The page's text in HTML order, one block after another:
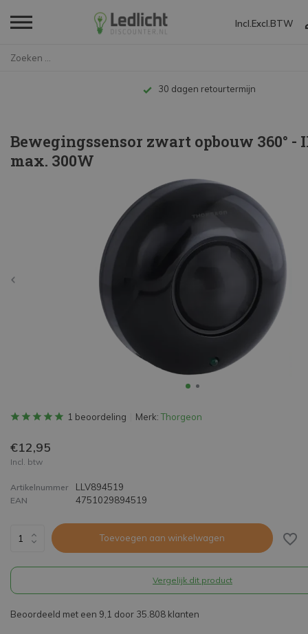
Incl. Excl. BTW
Tot 10 jaar garantie
Bewegingssensor zwart opbouw 360° -
max. 300W
1 beoordeling Merk:Thorgeon
€12,95
Incl. btw
Artikelnummer LLV894519
EAN 4751029894519
Toevoegen aan winkelwagen
Vergelijk dit product
Beoordeeld met een 9,1 door 35.808 klanten